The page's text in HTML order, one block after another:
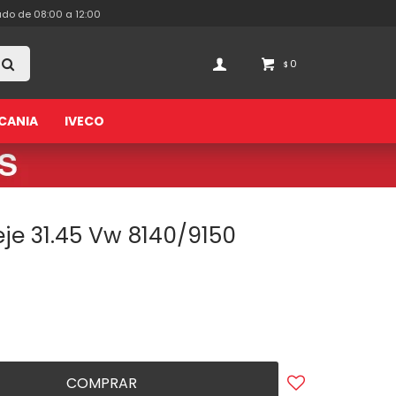
IVECO
$ 0
de 08:00 a 12:00
31.45 Vw 8140/9150
COMPRAR